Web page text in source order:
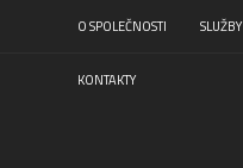
O SPOLEČNOSTI SLUŽBY
KONTAKTY